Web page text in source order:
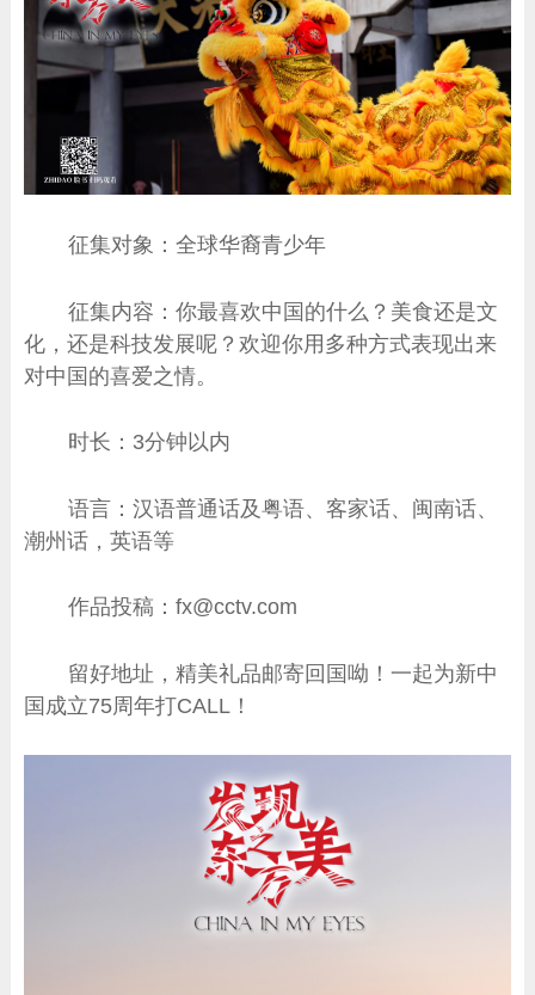
征集对象：全球华裔青少年
征集内容：你最喜欢中国的什么？美食还是文
化，还是科技发展呢？欢迎你用多种方式表现出来
对中国的喜爱之情。
时长：3分钟以内
语言：汉语普通话及粤语、客家话、闽南话、
潮州话，英语等
作品投稿：fx@cctv.com
留好地址，精美礼品邮寄回国呦！一起为新中
国成立75周年打CALL！